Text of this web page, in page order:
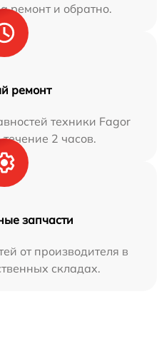
ремонт и обратно.
ремонт
техники Fagor
2 часов.
запчасти
от производителя в
складах.